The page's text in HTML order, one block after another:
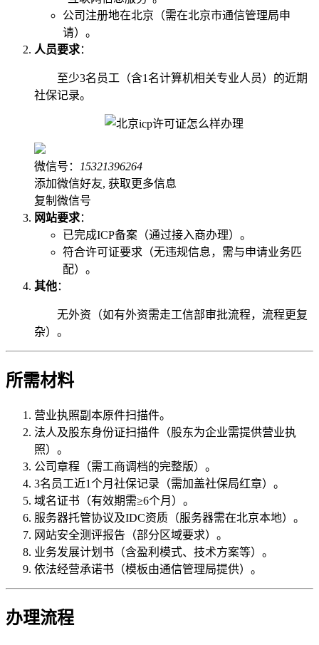
公司注册地在北京（需在北京市通信管理局申
请）。
人员要求：
至少3名员工（含1名计算机相关专业人员）的近期
社保记录。
微信号： 15321396264
添加微信好友, 获取更多信息
复制微信号
网站要求：
已完成ICP备案（通过接入商办理）。
符合许可证要求（无违规信息，需与申请业务匹
配）。
其他：
无外资（如有外资需走工信部审批流程，流程更复
杂）。
所需材料
营业执照副本原件扫描件。
法人及股东身份证扫描件（股东为企业需提供营业执
照）。
公司章程（需工商调档的完整版）。
3名员工近1个月社保记录（需加盖社保局红章）。
域名证书（有效期需≥6个月）。
服务器托管协议及IDC资质（服务器需在北京本地）。
网站安全测评报告（部分区域要求）。
业务发展计划书（含盈利模式、技术方案等）。
依法经营承诺书（模板由通信管理局提供）。
办理流程